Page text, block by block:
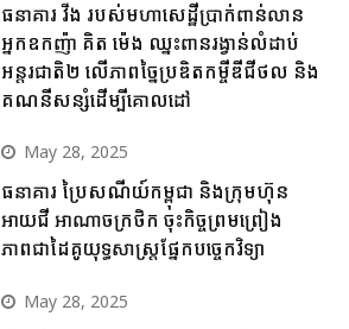
ធនាគារ វីង របស់មហាសេដ្ឋីប្រាក់ពាន់លាន
អ្នកឧកញ៉ា គិត ម៉េង ឈ្នះពានរង្វាន់លំដាប់
អន្តរជាតិ២ លើភាពច្នៃប្រឌិតកម្ចីឌីជីថល និង
គណនីសន្សំដើម្បីគោលដៅ
May 28, 2025
ធនាគារ ប្រៃសណីយ៍កម្ពុជា និងក្រុមហ៊ុន
អាយជី អាណាចក្រថិក ចុះកិច្ចព្រមព្រៀង
ភាពជាដៃគូយុទ្ធសាស្ត្រផ្នែកបច្ចេកវិទ្យា
May 28, 2025